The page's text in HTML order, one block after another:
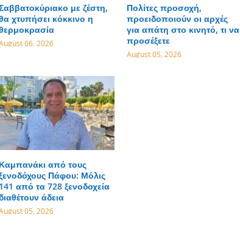
με ζέστη,
χτυπήσει κόκκινο η
06, 2026
Πολίτες προσοχή,
προειδοποιούν οι αρχές
για απάτη στο κινητό, τι να
προσέξετε
August 05, 2026
Καμπανάκι από τους
Πάφου: Μόλις
141 από τα 728 ξενοδοχεία
άδεια
05, 2026